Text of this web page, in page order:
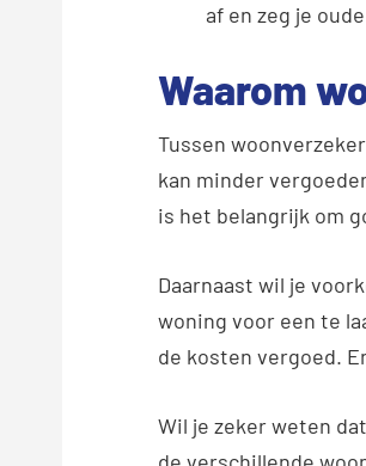
af en zeg je
Waarom
Tussen
kan minder
is het belangrijk om
Daarnaast wil je
woning voor een te
de kosten vergoed.
Wil je zeker weten